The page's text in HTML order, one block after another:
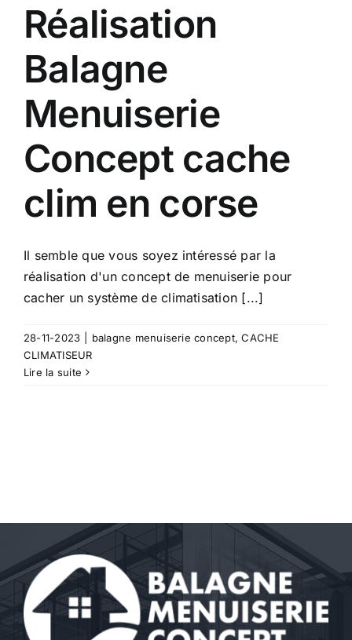
Réalisation
Balagne
Menuiserie
Concept cache
clim en corse
Il semble que vous soyez intéressé par la
réalisation d'un concept de menuiserie pour
cacher un système de climatisation [...]
28-11-2023 balagne menuiserie concept,CACHE
CLIMATISEUR
Lire la suite